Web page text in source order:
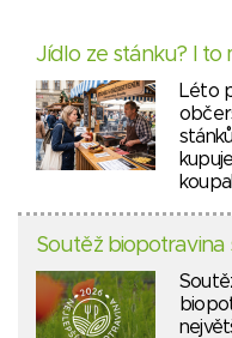
Jídlo ze stánku? I to
Léto
Soutěž biopotravina